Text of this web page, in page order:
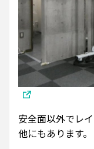
安全面以外でレ
他にもあります。